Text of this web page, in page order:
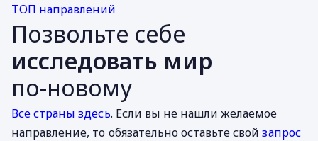
ТОП направлений
Позвольте себе
исследовать мир
по-новому
Все страны здесь. Если вы не нашли желаемое
направление, то обязательно оставьте свойзапрос